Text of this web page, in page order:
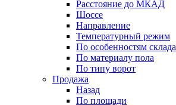
Расстояние до МКАД
Шоссе
Направление
Температурный режим
По особенностям склада
По материалу пола
По типу ворот
Продажа
Назад
По площади